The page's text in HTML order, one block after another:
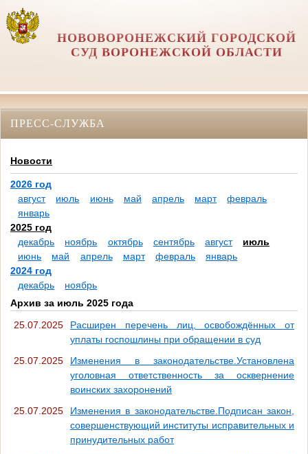
НОВОВОРОНЕЖСКИЙ ГОРОДСКОЙ
СУД ВОРОНЕЖСКОЙ ОБЛАСТИ
ПРЕСС-СЛУЖБА
Новости
2026 год
август
июль июнь май апрель март
февраль
январь
2025 год
декабрь
ноябрь октябрь сентябрь август
июль
июнь
май апрель март февраль
январь
2024 год
декабрь
ноябрь
Архив за июль 2025 года
25.07.2025
Расширен перечень лиц, освобождённых от
уплаты госпошлины при обращении в суд
25.07.2025
Изменения в законодательстве.Установлена
уголовная ответственность за осквернение
воинских захоронений
25.07.2025
Изменения в законодательстве.Подписан закон,
совершенствующий институты исправительных и
принудительных работ